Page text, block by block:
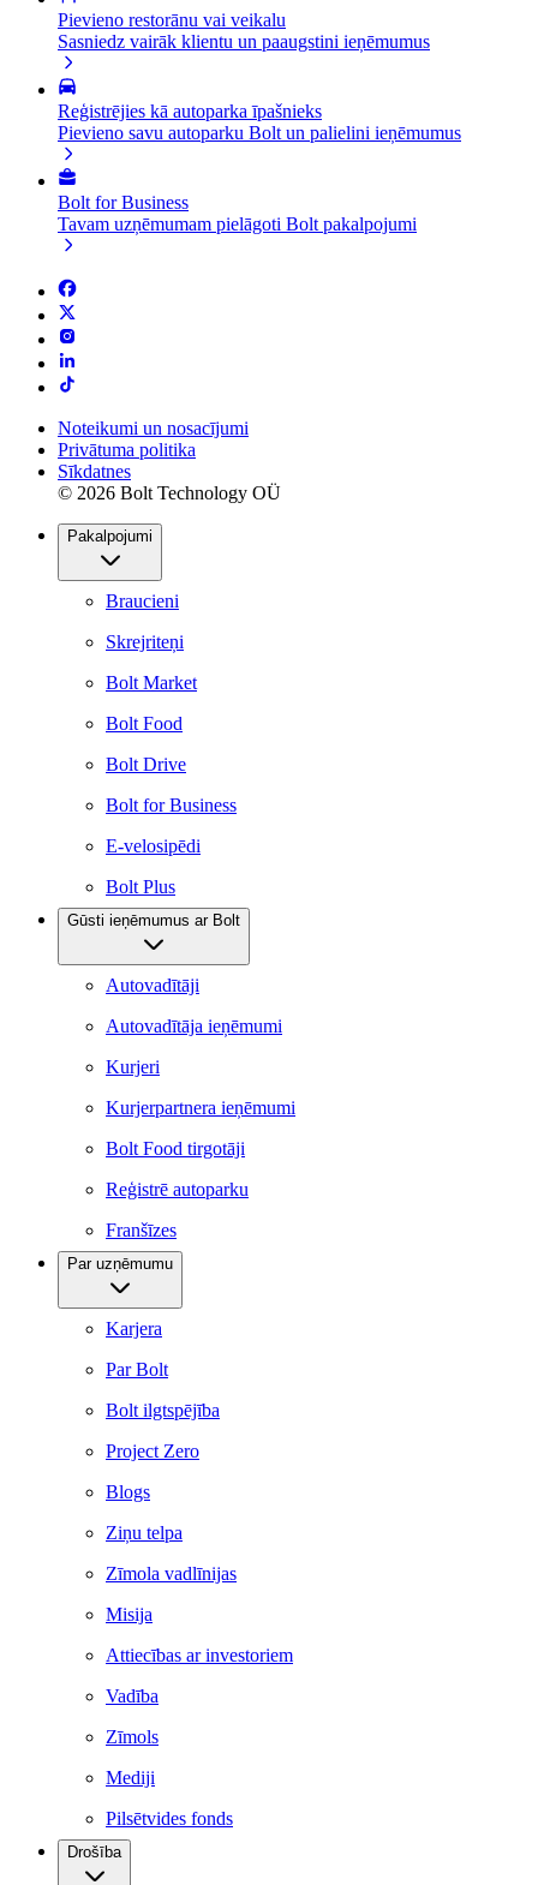
Pievieno restorānu vai veikalu
Sasniedz vairāk klientu un paaugstini ieņēmumus
Reģistrējies kā autoparka īpašnieks
Pievieno savu autoparku Bolt un palielini ieņēmumus
Bolt for Business
Tavam uzņēmumam pielāgoti Bolt pakalpojumi
Noteikumi un nosacījumi
Privātuma politika
Sīkdatnes
© 2026 Bolt Technology OÜ
Pakalpojumi
Braucieni
Skrejriteņi
Bolt Market
Bolt Food
Bolt Drive
Bolt for Business
E-velosipēdi
Bolt Plus
Gūsti ieņēmumus ar Bolt
Autovadītāji
Autovadītāja ieņēmumi
Kurjeri
Kurjerpartnera ieņēmumi
Bolt Food tirgotāji
Reģistrē autoparku
Franšīzes
Par uzņēmumu
Karjera
Par Bolt
Bolt ilgtspējība
Project Zero
Blogs
Ziņu telpa
Zīmola vadlīnijas
Misija
Attiecības ar investoriem
Vadība
Zīmols
Mediji
Pilsētvides fonds
Drošība